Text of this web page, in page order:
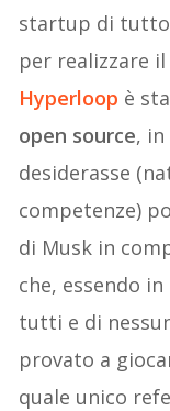
startup di tutto
per realizzare
Hyperloop è
open source,
desiderasse
competenze)
di Musk in
che, essendo
tutti e di
provato a
quale unico